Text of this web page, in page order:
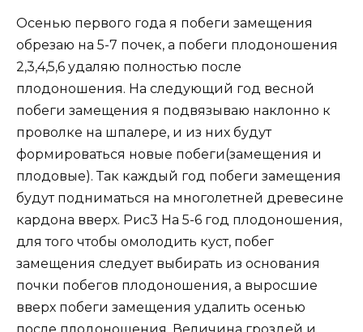
Осенью первого года я побеги замещения
обрезаю на 5-7 почек, а побеги плодоношения
2,3,4,5,6 удаляю полностью после
плодоношения. На следующий год весной
побеги замещения я подвязываю наклонно к
проволке на шпалере, и из них будут
формироваться новые побеги(замещения и
плодовые). Так каждый год побеги замещения
будут подниматься на многолетней древесине
кардона вверх. Рис3 На 5-6 год плодоношения,
для того чтобы омолодить куст, побег
замещения следует выбирать из основания
почки побегов плодоношения, а выросшие
вверх побеги замещения удалить осенью